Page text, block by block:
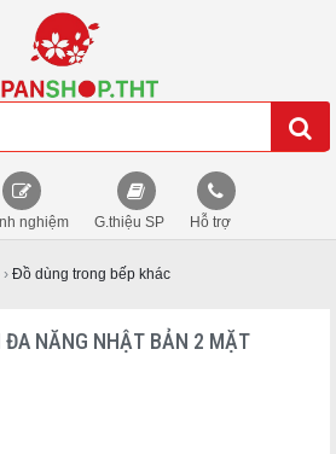
nghiệm G.thiệu SP Hỗ trợ
› Đồ dùng trong bếp khác
ĐA NĂNG NHẬT BẢN 2 MẶT